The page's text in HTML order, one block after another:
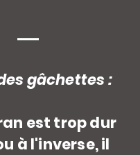
gâchettes :
est trop dur
à l'inverse, il